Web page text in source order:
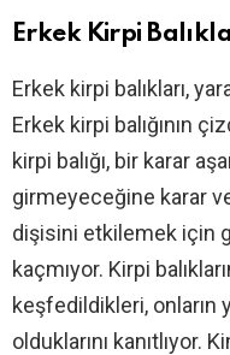
Erkek Kirpi
Erkek kirpi balıkları,
Erkek kirpi balığının
kirpi balığı, bir karar
girmeyeceğine karar
dişisini etkilemek için
kaçmıyor. Kirpi
keşfedildikleri, onların
olduklarını kanıtlıyor.